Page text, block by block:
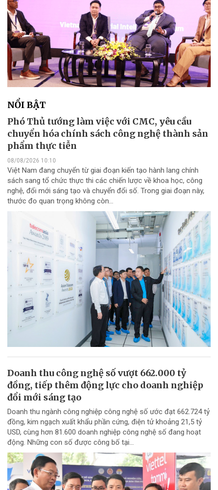
NỔI BẬT
Phó Thủ tướng làm việc với CMC, yêu cầu
chuyển hóa chính sách công nghệ thành sản
phẩm thực tiễn
08/08/2026 10:10
Việt Nam đang chuyển từ giai đoạn kiến tạo hành lang chính
sách sang tổ chức thực thi các chiến lược về khoa học, công
nghệ, đổi mới sáng tạo và chuyển đổi số. Trong giai đoạn này,
thước đo quan trọng không còn...
Doanh thu công nghệ số vượt 662.000 tỷ
đồng, tiếp thêm động lực cho doanh nghiệp
đổi mới sáng tạo
Doanh thu ngành công nghiệp công nghệ số ước đạt 662.724 tỷ
đồng, kim ngạch xuất khẩu phần cứng, điện tử khoảng 21,5 tỷ
USD, cùng hơn 81.600 doanh nghiệp công nghệ số đang hoạt
động. Những con số được công bố tại...